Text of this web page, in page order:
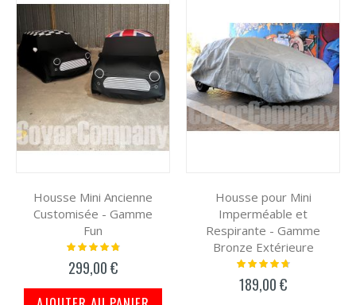
Housse Mini Ancienne
Customisée - Gamme
Fun
Notation:
299,00 €
Housse pour Mini
Imperméable et
Respirante - Gamme
Bronze Extérieure
Notation:
189,00 €